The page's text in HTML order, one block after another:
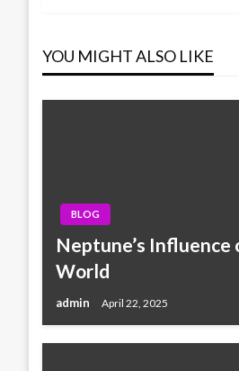
YOU MIGHT ALSO LIKE
BLOG
Neptune’s Influence
World
admin April 22, 2025